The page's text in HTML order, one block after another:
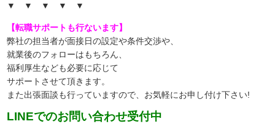
▼ ▼ ▼ ▼ ▼
【転職サポートも行ないます】
弊社の担当者が面接日の設定や条件交渉や、
就業後のフォローはもちろん、
福利厚生なども必要に応じて
サポートさせて頂きます。
また出張面談も行っていますので、 お気軽にお申し付け下さい!
LINEでのお問い合わせ受付中